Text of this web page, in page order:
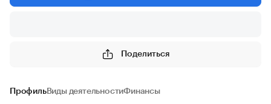
Поделиться
ПрофильВиды деятельностиФинансы